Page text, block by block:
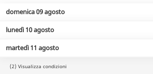
domenica 09 agosto
lunedì 10 agosto
martedì 11 agosto
(2) Visualizza condizioni